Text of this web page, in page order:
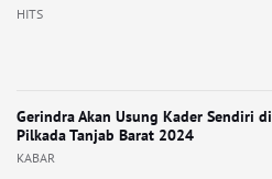
HITS
Gerindra Akan Usung Kader Sendiri di
Pilkada Tanjab Barat 2024
KABAR